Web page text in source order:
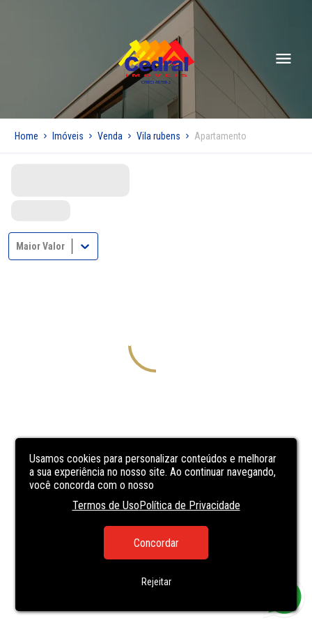
Usamos cookies para personalizar conteúdos e melhorar
a sua experiência no nosso site. Ao continuar navegando,
você concorda com o nosso
Termos de UsoPolítica de Privacidade
Concordar
Rejeitar
Home Imóveis Venda Vila rubens Apartamento
Maior Valor